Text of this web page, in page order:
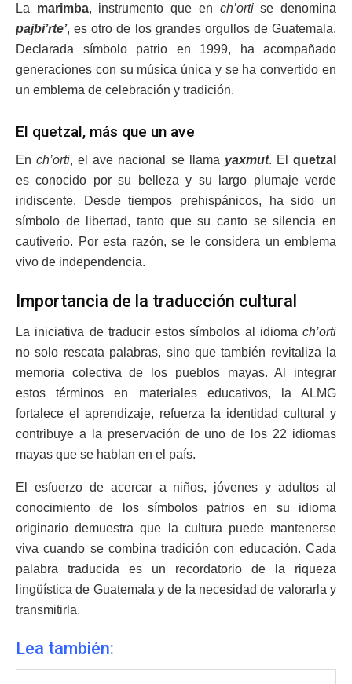
La marimba, instrumento que en ch’ortise denomina
pajbi’rte’, es otro de los grandes orgullos de Guatemala.
Declarada símbolo patrio en 1999, ha acompañado
generaciones con su música única y se ha convertido en
un emblema de celebración y tradición.
El quetzal, más que un ave
Ench’orti, el ave nacional se llama yaxmut. Elquetzal
es conocido por su belleza y su largo plumaje verde
iridiscente. Desde tiempos prehispánicos, ha sido un
símbolo de libertad, tanto que su canto se silencia en
cautiverio. Por esta razón, se le considera un emblema
vivo de independencia.
Importancia de la traducción cultural
La iniciativa de traducir estos símbolos al idioma ch’orti
no solo rescata palabras, sino que también revitaliza la
memoria colectiva de los pueblos mayas. Al integrar
estos términos en materiales educativos, la ALMG
fortalece el aprendizaje, refuerza la identidad cultural y
contribuye a la preservación de uno de los 22 idiomas
mayas que se hablan en el país.
El esfuerzo de acercar a niños, jóvenes y adultos al
conocimiento de los símbolos patrios en su idioma
originario demuestra que la cultura puede mantenerse
viva cuando se combina tradición con educación. Cada
palabra traducida es un recordatorio de la riqueza
lingüística de Guatemala y de la necesidad de valorarla y
transmitirla.
Lea también: